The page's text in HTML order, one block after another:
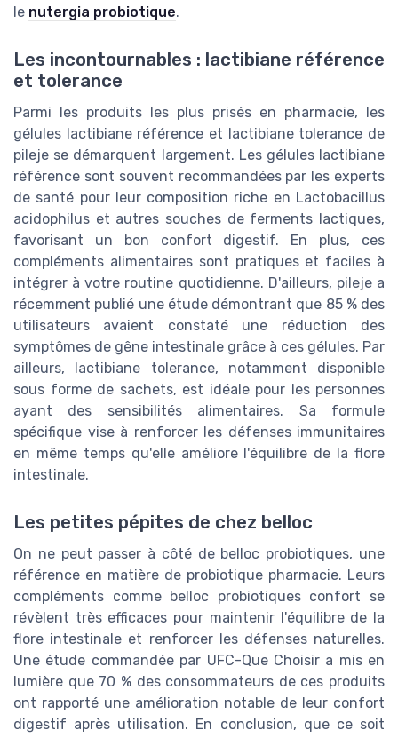
le nutergia probiotique.
Les incontournables : lactibiane référence
et tolerance
Parmi les produits les plus prisés en pharmacie, les
gélules lactibiane référence et lactibiane tolerance de
pileje se démarquent largement. Les gélules lactibiane
référence sont souvent recommandées par les experts
de santé pour leur composition riche en Lactobacillus
acidophilus et autres souches de ferments lactiques,
favorisant un bon confort digestif. En plus, ces
compléments alimentaires sont pratiques et faciles à
intégrer à votre routine quotidienne. D'ailleurs, pileje a
récemment publié une étude démontrant que 85 % des
utilisateurs avaient constaté une réduction des
symptômes de gêne intestinale grâce à ces gélules. Par
ailleurs, lactibiane tolerance, notamment disponible
sous forme de sachets, est idéale pour les personnes
ayant des sensibilités alimentaires. Sa formule
spécifique vise à renforcer les défenses immunitaires
en même temps qu'elle améliore l'équilibre de la flore
intestinale.
Les petites pépites de chez belloc
On ne peut passer à côté de belloc probiotiques, une
référence en matière de probiotique pharmacie. Leurs
compléments comme belloc probiotiques confort se
révèlent très efficaces pour maintenir l'équilibre de la
flore intestinale et renforcer les défenses naturelles.
Une étude commandée par UFC-Que Choisir a mis en
lumière que 70 % des consommateurs de ces produits
ont rapporté une amélioration notable de leur confort
digestif après utilisation. En conclusion, que ce soit